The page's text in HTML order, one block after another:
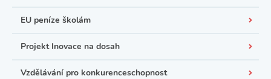
EU peníze školám
Projekt Inovace na dosah
Vzdělávání pro konkurenceschopnost